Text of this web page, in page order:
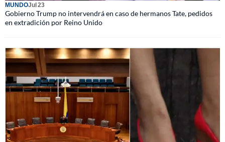
MUNDOJul 23
Gobierno Trump no intervendrá en caso de hermanos Tate, pedidos
en extradición por Reino Unido